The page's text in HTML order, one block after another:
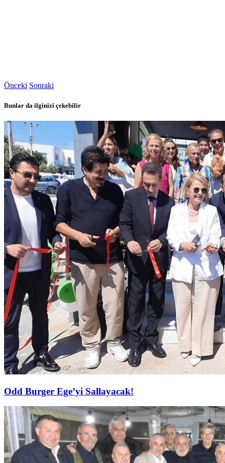
Önceki Sonraki
Bunlar da ilginizi çekebilir
Odd Burger Ege’yi Sallayacak!